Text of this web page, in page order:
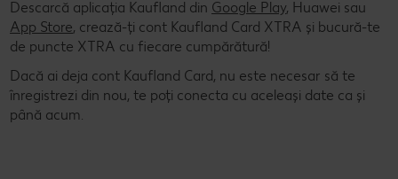
Descarcă aplicația Kaufland din Google Play, Huawei sau
App Store, crează-ți cont Kaufland Card XTRA și bucură-te
de puncte XTRA cu fiecare cumpărătură!
Dacă ai deja cont Kaufland Card, nu este necesar să te
înregistrezi din nou, te poți conecta cu aceleași date ca și
până acum.